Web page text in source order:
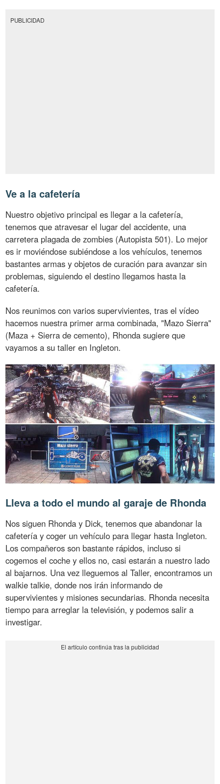
PUBLICIDAD
Ve a la cafetería
Nuestro objetivo principal es llegar a la cafetería,
tenemos que atravesar el lugar del accidente, una
carretera plagada de zombies (Autopista 501). Lo mejor
es ir moviéndose subiéndose a los vehículos, tenemos
bastantes armas y objetos de curación para avanzar sin
problemas, siguiendo el destino llegamos hasta la
cafetería.
Nos reunimos con varios supervivientes, tras el vídeo
hacemos nuestra primer arma combinada, "Mazo Sierra"
(Maza + Sierra de cemento), Rhonda sugiere que
vayamos a su taller en Ingleton.
Lleva a todo el mundo al garaje de Rhonda
Nos siguen Rhonda y Dick, tenemos que abandonar la
cafetería y coger un vehículo para llegar hasta Ingleton.
Los compañeros son bastante rápidos, incluso si
cogemos el coche y ellos no, casi estarán a nuestro lado
al bajarnos. Una vez lleguemos al Taller, encontramos un
walkie talkie, donde nos irán informando de
supervivientes y misiones secundarias. Rhonda necesita
tiempo para arreglar la televisión, y podemos salir a
investigar.